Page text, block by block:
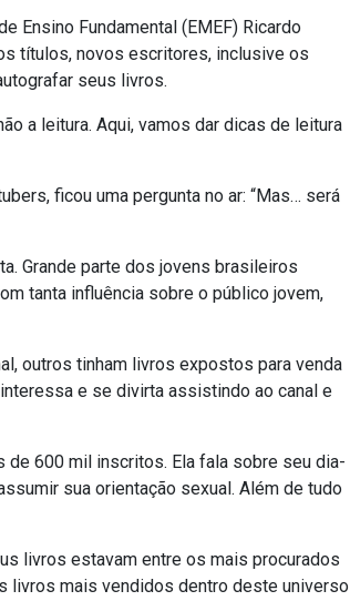
Ensino Fundamental (EMEF) Ricardo
títulos, novos escritores, inclusive os
seus livros.
a leitura. Aqui, vamos dar dicas de leitura
ficou uma pergunta no ar: “Mas… será
Grande parte dos jovens brasileiros
tanta influência sobre o público jovem,
outros tinham livros expostos para venda
e se divirta assistindo ao canal e
de 600 mil inscritos. Ela fala sobre seu dia-
sua orientação sexual. Além de tudo
livros estavam entre os mais procurados
livros mais vendidos dentro deste universo